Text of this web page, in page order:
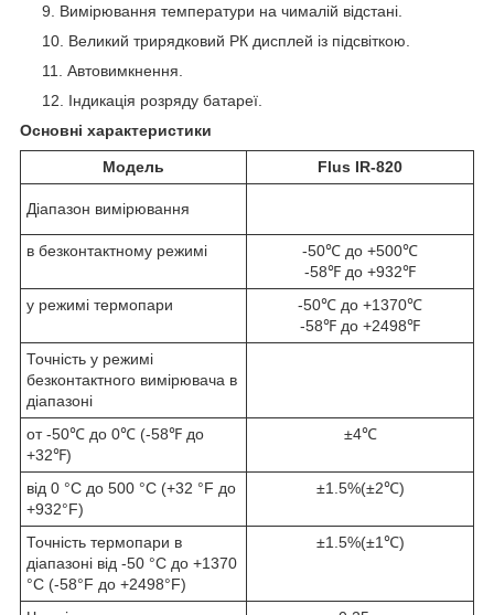
Вимірювання температури на чималій відстані.
Великий трирядковий РК дисплей із підсвіткою.
Автовимкнення.
Індикація розряду батареї.
Основні характеристики
Модель Flus IR-820
Діапазон вимірювання
в безконтактному режимі
-50℃ до +500℃
-58℉ до +932℉
у режимі термопари
-50℃ до +1370℃
-58℉ до +2498℉
Точність у режимі
безконтактного вимірювача в
діапазоні
от -50℃ до 0℃ (-58℉ до
+32℉)
±4℃
від 0 °C до 500 °C (+32 °F до
+932°F)
±1.5%(±2℃)
Точність термопари в
діапазоні від -50 °C до +1370
°C (-58°F до +2498°F)
±1.5%(±1℃)